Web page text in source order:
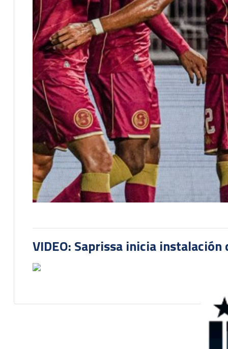
VIDEO: Saprissa inicia